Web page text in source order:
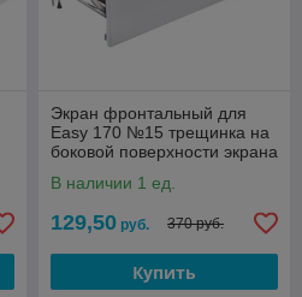
Экран фронтальный для
Easy 170 №15 трещинка на
боковой поверхности экрана
В наличии 1 ед.
129,50 руб. 370 руб.
Купить